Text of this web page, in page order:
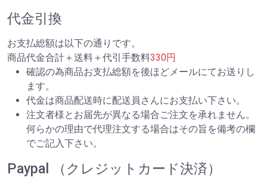
代金引換
お支払総額は以下の通りです。
商品代金合計＋送料＋代引手数料330円
確認の為商品お支払総額を後ほどメールにてお送りし
ます。
代金は商品配送時に配送員さんにお支払い下さい。
注文者様とお届先が異なる場合ご注文を承れません。
何らかの理由で代理注文する場合はその旨を備考の欄
でご記入下さい。
Paypal （クレジットカード決済）